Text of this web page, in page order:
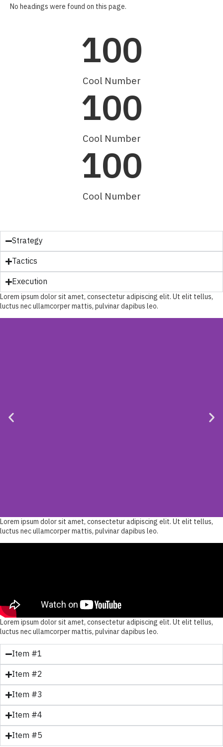
No headings were found on this page.
Cool Number
100
Cool Number
100
Cool Number
100
Strategy
Tactics
Execution
Lorem ipsum dolor sit amet, consectetur adipiscing elit. Ut elit tellus,
luctus nec ullamcorper mattis, pulvinar dapibus leo.
Before
Lorem ipsum dolor sit amet, consectetur adipiscing elit. Ut elit tellus,
luctus nec ullamcorper mattis, pulvinar dapibus leo.
Lorem ipsum dolor sit amet, consectetur adipiscing elit. Ut elit tellus,
luctus nec ullamcorper mattis, pulvinar dapibus leo.
Item #1
Item #2
Item #3
Item #4
Item #5